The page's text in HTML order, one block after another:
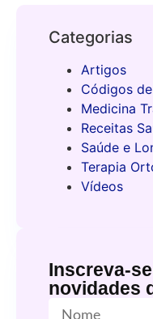
Categorias
Artigos
Códigos
Medicina
Receitas
Saúde e
Terapia
Vídeos
Inscreva-
novidades